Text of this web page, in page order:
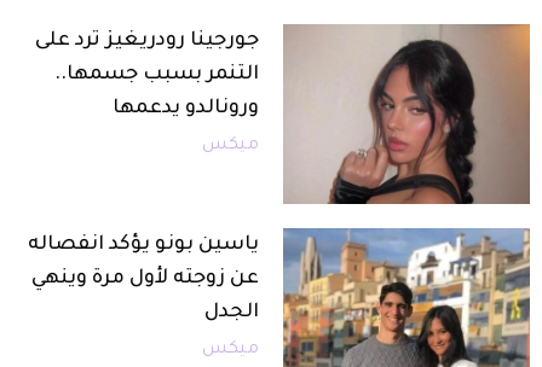
جورجينا رودريغيز ترد على
التنمر بسبب جسمها..
ورونالدو يدعمها
ميكس
ياسين بونو يؤكد انفصاله
عن زوجته لأول مرة وينهي
الجدل
ميكس